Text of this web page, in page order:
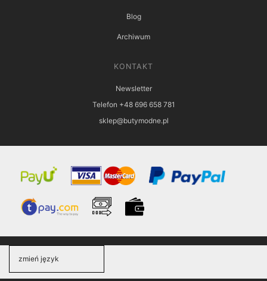
Blog
Archiwum
KONTAKT
Newsletter
Telefon +48 696 658 781
sklep@butymodne.pl
zmień język